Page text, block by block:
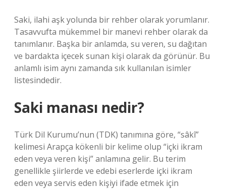
Saki, ilahi aşk yolunda bir rehber olarak yorumlanır.
Tasavvufta mükemmel bir manevi rehber olarak da
tanımlanır. Başka bir anlamda, su veren, su dağıtan
ve bardakta içecek sunan kişi olarak da görünür. Bu
anlamlı isim aynı zamanda sık kullanılan isimler
listesindedir.
Saki manası nedir?
Türk Dil Kurumu’nun (TDK) tanımına göre, “sâkî”
kelimesi Arapça kökenli bir kelime olup “içki ikram
eden veya veren kişi” anlamına gelir. Bu terim
genellikle şiirlerde ve edebi eserlerde içki ikram
eden veya servis eden kişiyi ifade etmek için